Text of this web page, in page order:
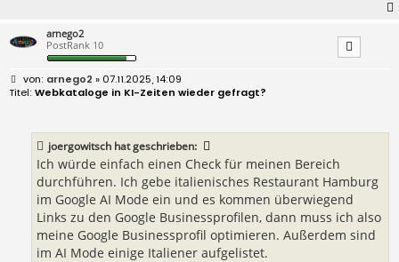
arnego2
PostRank 10
B
e
arnego2 » 07.11.2025, 14:09
Webkataloge in KI-Zeiten wieder gefragt?
joergowitsch hat geschrieben:
Ich würde einfach einen Check für meinen Bereich
durchführen. Ich gebe italienisches Restaurant Hamburg
im Google AI Mode ein und es kommen überwiegend
Links zu den Google Businessprofilen, dann muss ich also
meine Google Businessprofil optimieren. Außerdem sind
im AI Mode einige Italiener aufgelistet.